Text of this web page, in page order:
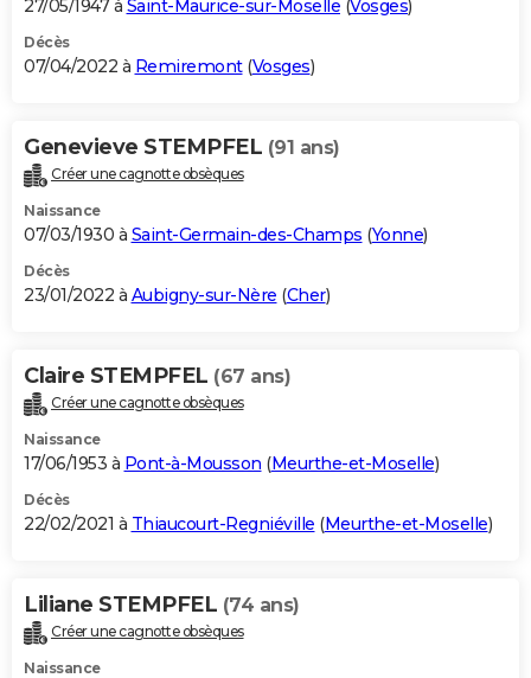
27/05/1947 à Saint-Maurice-sur-Moselle (Vosges)
Décès
07/04/2022 à Remiremont(Vosges)
Genevieve STEMPFEL (91 ans)
Créer une cagnotte obsèques
Naissance
07/03/1930 à Saint-Germain-des-Champs (Yonne)
Décès
23/01/2022 à Aubigny-sur-Nère (Cher)
Claire STEMPFEL (67 ans)
Créer une cagnotte obsèques
Naissance
17/06/1953 à Pont-à-Mousson (Meurthe-et-Moselle)
Décès
22/02/2021 à Thiaucourt-Regniéville (Meurthe-et-Moselle)
Liliane STEMPFEL (74 ans)
Créer une cagnotte obsèques
Naissance